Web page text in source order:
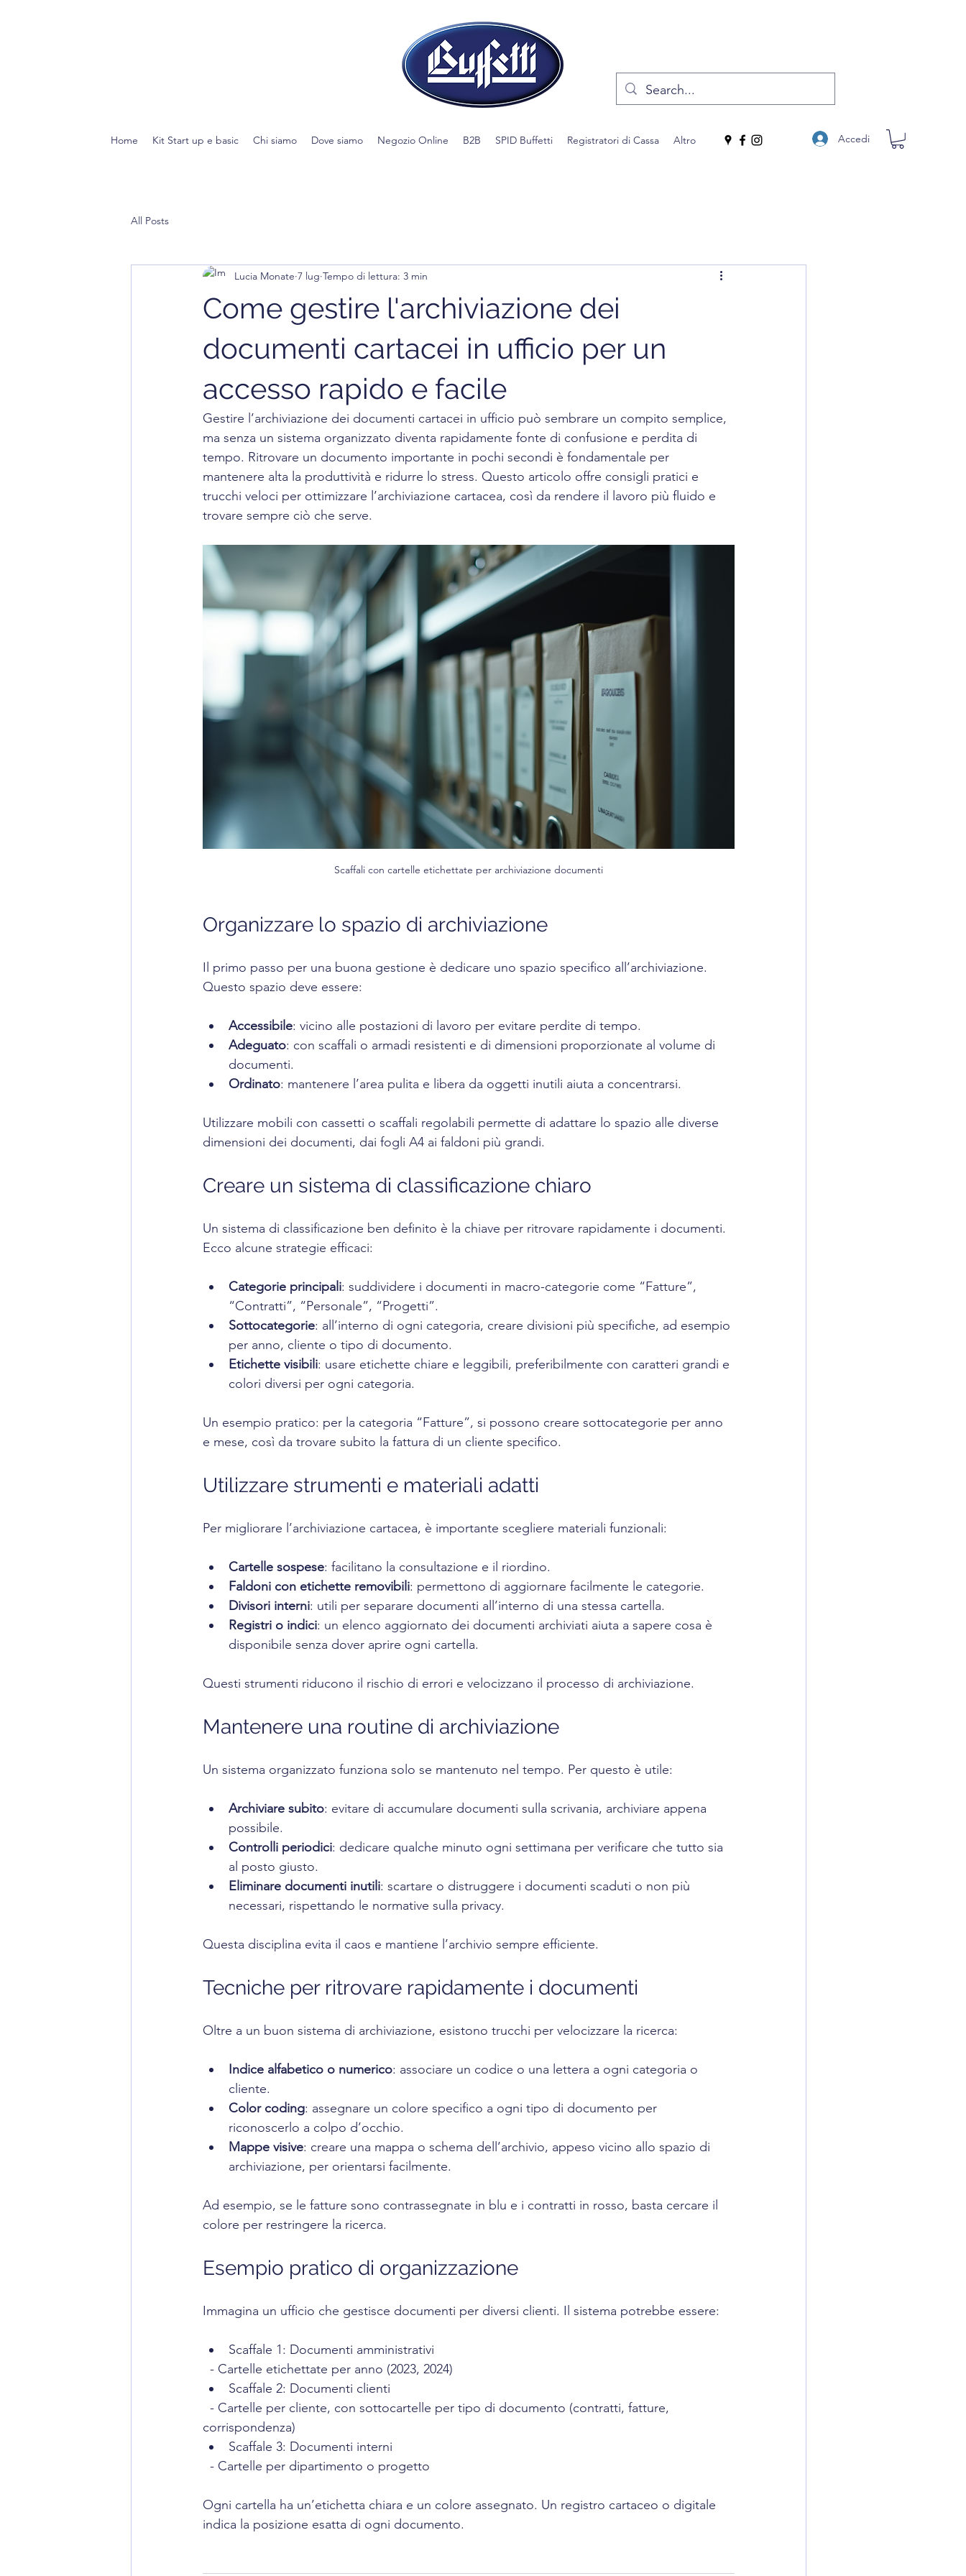
Home Kit Start up e basic Chi siamo Dove siamo Negozio Online B2B SPID Buffetti Registratori di Cassa Altro Accedi
All Posts
Come gestire l'archiviazione dei
documenti cartacei in ufficio per un
accesso rapido e facile
Lucia Monate 7 lug Tempo di lettura: 3 min
Gestire l’archiviazione dei documenti cartacei in ufficio può sembrare un compito semplice,
ma senza un sistema organizzato diventa rapidamente fonte di confusione e perdita di
tempo. Ritrovare un documento importante in pochi secondi è fondamentale per
mantenere alta la produttività e ridurre lo stress. Questo articolo offre consigli pratici e
trucchi veloci per ottimizzare l’archiviazione cartacea, così da rendere il lavoro più fluido e
trovare sempre ciò che serve.
Scaffali con cartelle etichettate per archiviazione documenti
Organizzare lo spazio di archiviazione
Il primo passo per una buona gestione è dedicare uno spazio specifico all’archiviazione.
Questo spazio deve essere:
Accessibile: vicino alle postazioni di lavoro per evitare perdite di tempo.
Adeguato: con scaffali o armadi resistenti e di dimensioni proporzionate al volume di
documenti.
Ordinato: mantenere l’area pulita e libera da oggetti inutili aiuta a concentrarsi.
Utilizzare mobili con cassetti o scaffali regolabili permette di adattare lo spazio alle diverse
dimensioni dei documenti, dai fogli A4 ai faldoni più grandi.
Creare un sistema di classificazione chiaro
Un sistema di classificazione ben definito è la chiave per ritrovare rapidamente i documenti.
Ecco alcune strategie efficaci:
Categorie principali: suddividere i documenti in macro-categorie come “Fatture”,
“Contratti”, “Personale”, “Progetti”.
Sottocategorie: all’interno di ogni categoria, creare divisioni più specifiche, ad esempio
per anno, cliente o tipo di documento.
Etichette visibili: usare etichette chiare e leggibili, preferibilmente con caratteri grandi e
colori diversi per ogni categoria.
Un esempio pratico: per la categoria “Fatture”, si possono creare sottocategorie per anno
e mese, così da trovare subito la fattura di un cliente specifico.
Utilizzare strumenti e materiali adatti
Per migliorare l’archiviazione cartacea, è importante scegliere materiali funzionali:
Cartelle sospese: facilitano la consultazione e il riordino.
Faldoni con etichette removibili: permettono di aggiornare facilmente le categorie.
Divisori interni: utili per separare documenti all’interno di una stessa cartella.
Registri o indici: un elenco aggiornato dei documenti archiviati aiuta a sapere cosa è
disponibile senza dover aprire ogni cartella.
Questi strumenti riducono il rischio di errori e velocizzano il processo di archiviazione.
Mantenere una routine di archiviazione
Un sistema organizzato funziona solo se mantenuto nel tempo. Per questo è utile:
Archiviare subito: evitare di accumulare documenti sulla scrivania, archiviare appena
possibile.
Controlli periodici: dedicare qualche minuto ogni settimana per verificare che tutto sia
al posto giusto.
Eliminare documenti inutili: scartare o distruggere i documenti scaduti o non più
necessari, rispettando le normative sulla privacy.
Questa disciplina evita il caos e mantiene l’archivio sempre efficiente.
Tecniche per ritrovare rapidamente i documenti
Oltre a un buon sistema di archiviazione, esistono trucchi per velocizzare la ricerca:
Indice alfabetico o numerico: associare un codice o una lettera a ogni categoria o
cliente.
Color coding: assegnare un colore specifico a ogni tipo di documento per
riconoscerlo a colpo d’occhio.
Mappe visive: creare una mappa o schema dell’archivio, appeso vicino allo spazio di
archiviazione, per orientarsi facilmente.
Ad esempio, se le fatture sono contrassegnate in blu e i contratti in rosso, basta cercare il
colore per restringere la ricerca.
Esempio pratico di organizzazione
Immagina un ufficio che gestisce documenti per diversi clienti. Il sistema potrebbe essere:
Scaffale 1: Documenti amministrativi
  - Cartelle etichettate per anno (2023, 2024)
Scaffale 2: Documenti clienti
corrispondenza)
Scaffale 3: Documenti interni
  - Cartelle per dipartimento o progetto
Ogni cartella ha un’etichetta chiara e un colore assegnato. Un registro cartaceo o digitale
indica la posizione esatta di ogni documento.